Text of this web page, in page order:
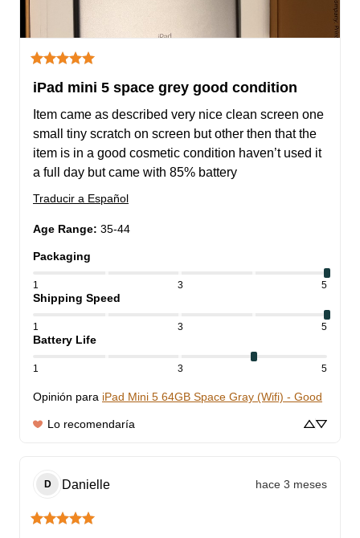
iPad mini 5 space grey good condition
Item came as described very nice clean screen one
small tiny scratch on screen but other then that the
item is in a good cosmetic condition haven’t used it
a full day but came with 85% battery
Traducir a Español
Age Range: 35-44
Packaging
1 3 5
Shipping Speed
1 3 5
Battery Life
1 3 5
Opinión para iPad Mini 5 64GB Space Gray (Wifi) - Good
Lo recomendaría
D Danielle hace 3 meses